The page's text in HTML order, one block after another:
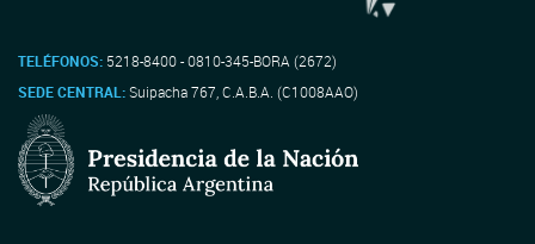
TELÉFONOS: 5218-8400 - 0810-345-BORA (2672)
SEDE CENTRAL:Suipacha 767, C.A.B.A. (C1008AAO)